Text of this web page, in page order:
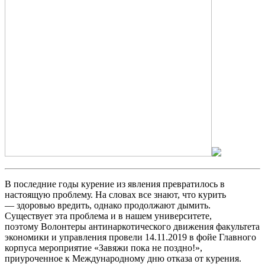
В последние годы курение из явления превратилось в
настоящую проблему. На словах все знают, что курить
— здоровью вредить, однако продолжают дымить.
Существует эта проблема и в нашем университете,
поэтому Волонтеры антинаркотического движения факультета
экономики и управления провели 14.11.2019 в фойе Главного
корпуса мероприятие «Завяжи пока не поздно!»,
приуроченное к Международному дню отказа от курения.